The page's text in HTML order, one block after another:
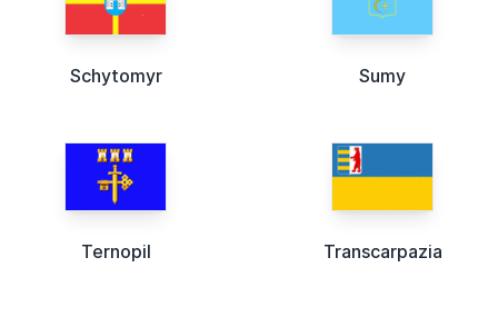
Schytomyr Sumy
Ternopil Transcarpazia